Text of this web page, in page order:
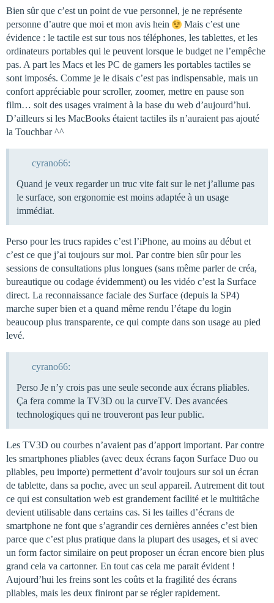
Bien sûr que c’est un point de vue personnel, je ne représente
personne d’autre que moi et mon avis hein
Mais c’est une
évidence : le tactile est sur tous nos téléphones, les tablettes, et les
ordinateurs portables qui le peuvent lorsque le budget ne l’empêche
pas. A part les Macs et les PC de gamers les portables tactiles se
sont imposés. Comme je le disais c’est pas indispensable, mais un
confort appréciable pour scroller, zoomer, mettre en pause son
film… soit des usages vraiment à la base du web d’aujourd’hui.
D’ailleurs si les MacBooks étaient tactiles ils n’auraient pas ajouté
la Touchbar ^^
cyrano66:
Quand je veux regarder un truc vite fait sur le net j’allume pas
le surface, son ergonomie est moins adaptée à un usage
immédiat.
Perso pour les trucs rapides c’est l’iPhone, au moins au début et
c’est ce que j’ai toujours sur moi. Par contre bien sûr pour les
sessions de consultations plus longues (sans même parler de créa,
bureautique ou codage évidemment) ou les vidéo c’est la Surface
direct. La reconnaissance faciale des Surface (depuis la SP4)
marche super bien et a quand même rendu l’étape du login
beaucoup plus transparente, ce qui compte dans son usage au pied
levé.
cyrano66:
Perso Je n’y crois pas une seule seconde aux écrans pliables.
Ça fera comme la TV3D ou la curveTV. Des avancées
technologiques qui ne trouveront pas leur public.
Les TV3D ou courbes n’avaient pas d’apport important. Par contre
les smartphones pliables (avec deux écrans façon Surface Duo ou
pliables, peu importe) permettent d’avoir toujours sur soi un écran
de tablette, dans sa poche, avec un seul appareil. Autrement dit tout
ce qui est consultation web est grandement facilité et le multitâche
devient utilisable dans certains cas. Si les tailles d’écrans de
smartphone ne font que s’agrandir ces dernières années c’est bien
parce que c’est plus pratique dans la plupart des usages, et si avec
un form factor similaire on peut proposer un écran encore bien plus
grand cela va cartonner. En tout cas cela me parait évident !
Aujourd’hui les freins sont les coûts et la fragilité des écrans
pliables, mais les deux finiront par se régler rapidement.